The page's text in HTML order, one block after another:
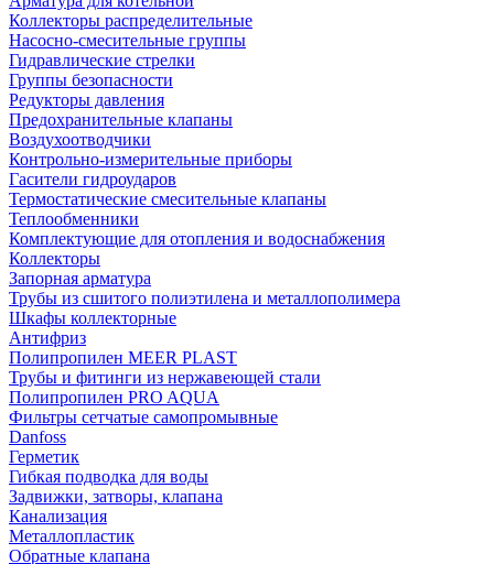
Коллекторы распределительные
Насосно-смесительные группы
Гидравлические стрелки
Группы безопасности
Редукторы давления
Предохранительные клапаны
Воздухоотводчики
Контрольно-измерительные приборы
Гасители гидроударов
Термостатические смесительные клапаны
Теплообменники
Комплектующие для отопления и водоснабжения
Коллекторы
Запорная арматура
Трубы из сшитого полиэтилена и металлополимера
Шкафы коллекторные
Антифриз
Полипропилен MEER PLAST
Трубы и фитинги из нержавеющей стали
Полипропилен PRO AQUA
Фильтры сетчатые самопромывные
Danfoss
Герметик
Гибкая подводка для воды
Задвижки, затворы, клапана
Канализация
Металлопластик
Обратные клапана